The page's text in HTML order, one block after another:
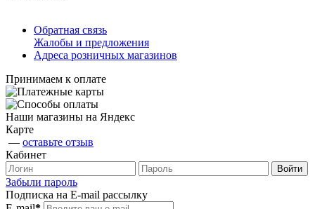
Обратная связь
Жалобы и предложения
Адреса розничных магазинов
Принимаем к оплате
Наши магазины на Яндекс
Карте
— оставьте отзыв
Кабинет
Забыли пароль
Подписка на E-mail рассылку